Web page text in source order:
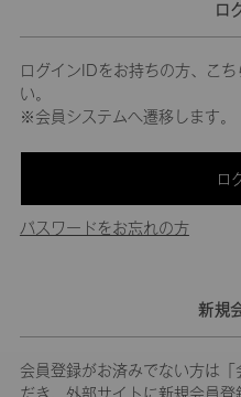
ロ
ログインIDをお持ちの方、こ
い。
※会員システムへ遷移します。
ロ
パスワードをお忘れの方
新規
会員登録がお済みでない方は
だき、外部サイトに新規会員登